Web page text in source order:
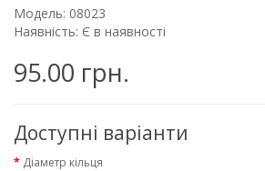
Модель: 08023
Наявність: Є в наявності
95.00 грн.
Доступні варіанти
Діаметр кільця